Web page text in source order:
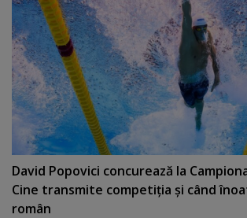
David Popovici concurează la
Cine transmite competiţia şi când
român